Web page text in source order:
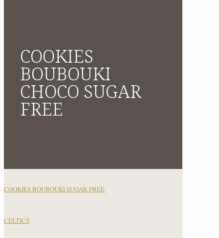
COOKIES
BOUBOUKI
CHOCO SUGAR
FREE
COOKIES BOUBOUKI SUGAR FREE
CELTICS